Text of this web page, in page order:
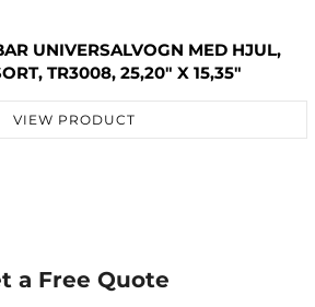
UNIVERSALVOGN MED HJUL,
TR3008, 25,20" X 15,35"
VIEW PRODUCT
a Free Quote